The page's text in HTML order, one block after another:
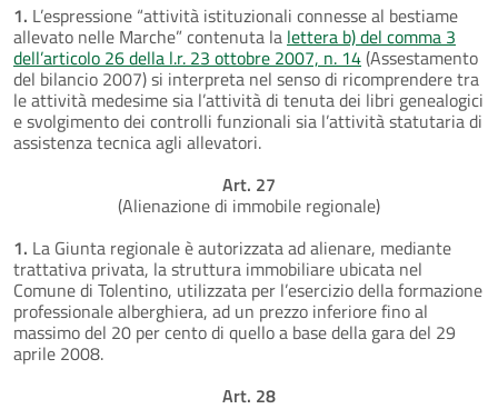
1. L’espressione “attività istituzionali connesse al bestiame
allevato nelle Marche” contenuta la lettera b) del comma 3
dell’articolo 26 della l.r. 23 ottobre 2007, n. 14(Assestamento
del bilancio 2007) si interpreta nel senso di ricomprendere tra
le attività medesime sia l’attività di tenuta dei libri genealogici
e svolgimento dei controlli funzionali sia l’attività statutaria di
assistenza tecnica agli allevatori.
Art. 27
(Alienazione di immobile regionale)
1. La Giunta regionale è autorizzata ad alienare, mediante
trattativa privata, la struttura immobiliare ubicata nel
Comune di Tolentino, utilizzata per l’esercizio della formazione
professionale alberghiera, ad un prezzo inferiore fino al
massimo del 20 per cento di quello a base della gara del 29
aprile 2008.
Art. 28